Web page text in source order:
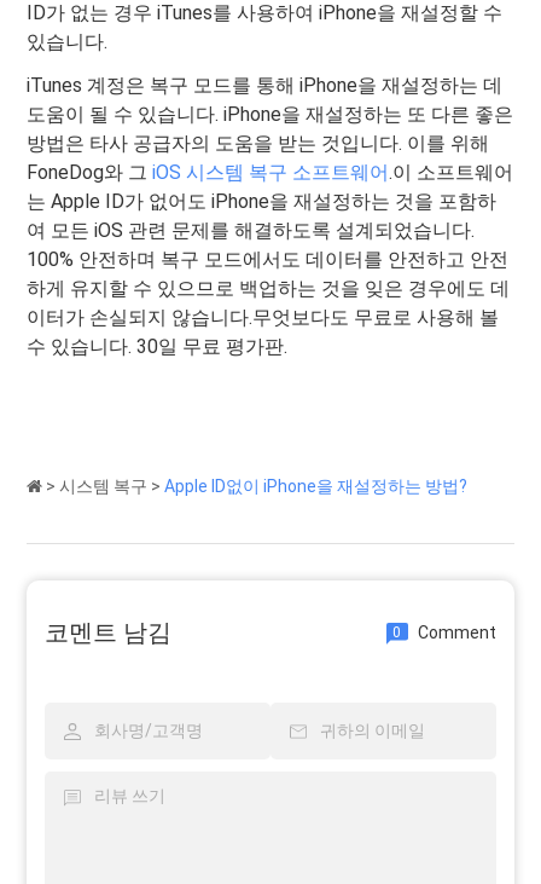
ID가 없는 경우 iTunes를 사용하여 iPhone을 재설정할 수
있습니다.
iTunes 계정은 복구 모드를 통해 iPhone을 재설정하는 데
도움이 될 수 있습니다. iPhone을 재설정하는 또 다른 좋은
방법은 타사 공급자의 도움을 받는 것입니다. 이를 위해
FoneDog와 그iOS 시스템 복구 소프트웨어.이 소프트웨어
는 Apple ID가 없어도 iPhone을 재설정하는 것을 포함하
여 모든 iOS 관련 문제를 해결하도록 설계되었습니다.
100% 안전하며 복구 모드에서도 데이터를 안전하고 안전
하게 유지할 수 있으므로 백업하는 것을 잊은 경우에도 데
이터가 손실되지 않습니다.무엇보다도 무료로 사용해 볼
수 있습니다. 30일 무료 평가판.
>시스템 복구 >Apple ID없이 iPhone을 재설정하는 방법?
코멘트 남김 0 Comment